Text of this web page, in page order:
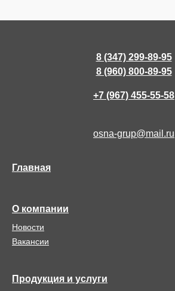
8 (347) 299-89-95
8 (960) 800-89-95
+7 (967) 455-55-58
osna-grup@mail.ru
Главная
О компании
Новости
Вакансии
Продукция и услуги